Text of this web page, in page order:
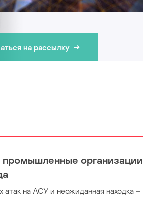
на рассылку
промышленные организации
на АСУ и неожиданная находка